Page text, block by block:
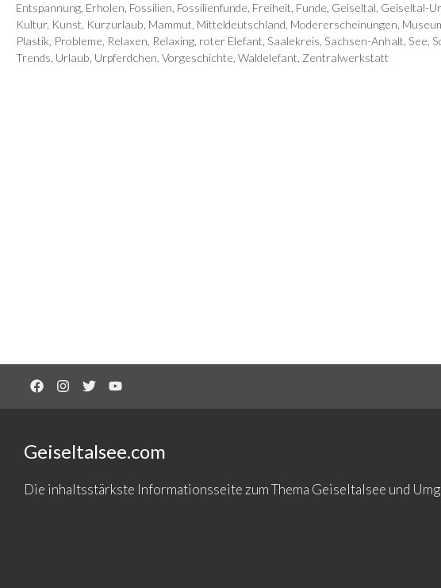
Entspannung Erholen Fossilien Fossilienfunde Freiheit Funde Geiseltal Geiseltal-
Kultur, Kunst Kurzurlaub Mammut Mitteldeutschland Modererscheinungen
Plastik Probleme Relaxen Relaxing roter Elefant Saalekreis Sachsen-Anhalt See
Trends Urlaub Urpferdchen Vorgeschichte Waldelefant Zentralwerkstatt
Geiseltalsee.com
Die inhaltsstärkste Informationsseite zum Thema Geiseltalsee und